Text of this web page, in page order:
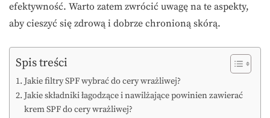
efektywność. Warto zatem zwrócić uwagę na te aspekty,
aby cieszyć się zdrową i dobrze chronioną skórą.
Spis treści
Jakie filtry SPF wybrać do cery wrażliwej?
Jakie składniki łagodzące i nawilżające powinien zawierać
krem SPF do cery wrażliwej?